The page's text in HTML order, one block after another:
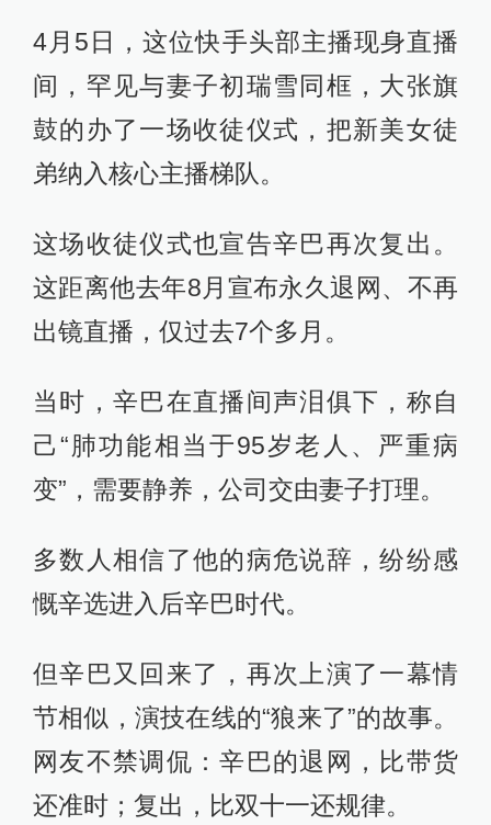
4月5日，这位快手头部主播现身直播
间，罕见与妻子初瑞雪同框，大张旗
鼓的办了一场收徒仪式，把新美女徒
弟纳入核心主播梯队。
这场收徒仪式也宣告辛巴再次复出。
这距离他去年8月宣布永久退网、不再
出镜直播，仅过去7个多月。
当时，辛巴在直播间声泪俱下，称自
己“肺功能相当于95岁老人、严重病
变”，需要静养，公司交由妻子打理。
多数人相信了他的病危说辞，纷纷感
慨辛选进入后辛巴时代。
但辛巴又回来了，再次上演了一幕情
节相似，演技在线的“狼来了”的故事。
网友不禁调侃：辛巴的退网，比带货
还准时；复出，比双十一还规律。